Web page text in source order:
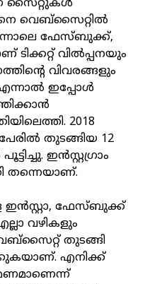
സൈറ്റുകൾ
വെബ്‌സൈറ്റിൽ
ഫേസ്ബുക്ക്,
ടിക്കറ്റ് വിൽപ്പനയും
വിവരങ്ങളും
ഇപ്പോൾ
2018
പേരിൽ തുടങ്ങിയ 12
ഇൻസ്റ്റഗ്രാം
തന്നെയാണ്.
ഇൻസ്റ്റാ, ഫേസ്ബുക്ക്
വഴികളും
തുടങ്ങി
എനിക്ക്